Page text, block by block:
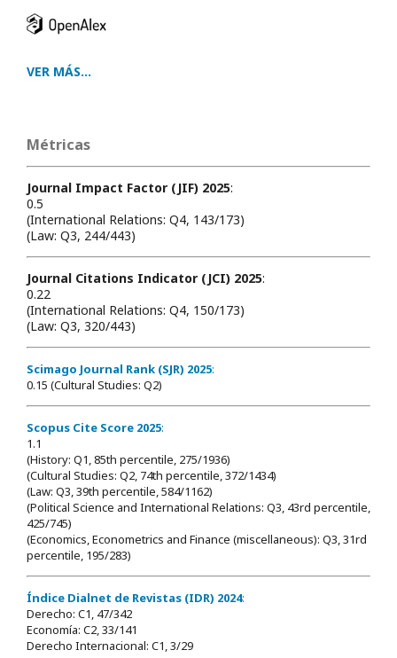
VER MÁS...
Métricas
Journal Impact Factor (JIF) 2025:
0.5
(International Relations: Q4, 143/173)
(Law: Q3, 244/443)
Journal Citations Indicator (JCI) 2025:
0.22
(International Relations: Q4, 150/173)
(Law: Q3, 320/443)
Scimago Journal Rank (SJR) 2025:
0.15 (Cultural Studies: Q2)
Scopus Cite Score 2025:
1.1
(History: Q1, 85th percentile, 275/1936)
(Cultural Studies: Q2, 74th percentile, 372/1434)
(Law: Q3, 39th percentile, 584/1162)
(Political Science and International Relations: Q3, 43rd percentile,
425/745)
(Economics, Econometrics and Finance (miscellaneous): Q3, 31rd
percentile, 195/283)
Índice Dialnet de Revistas (IDR) 2024:
Derecho: C1, 47/342
Economía: C2, 33/141
Derecho Internacional: C1, 3/29